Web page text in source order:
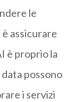
le
assicurare
è proprio la
possono
i servizi